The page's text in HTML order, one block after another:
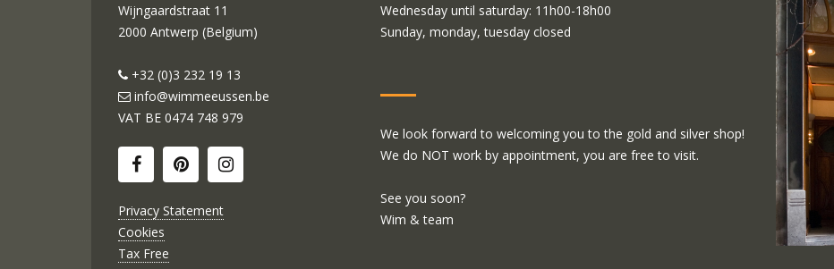
Wijngaardstraat 11
2000 Antwerp (Belgium)
+32 (0)3 232 19 13
info@wimmeeussen.be
VAT BE 0474 748 979
Privacy Statement
Cookies
Tax Free
Wednesday until saturday: 11h00-18h00
Sunday, monday, tuesday closed
We look forward to welcoming you to the gold and silver shop!
We do NOT work by appointment, you are free to visit.
See you soon?
Wim & team